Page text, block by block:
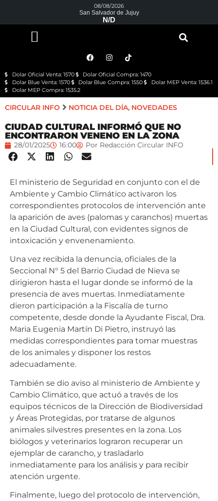
08/08/2026
San Salvador de Jujuy
N/D
Dolar Oficial Venta: 1570
Dolar Oficial Compra: 1470
Dolar Blue Venta: 1570
Dolar Blue Compra: 1550
Dolar MEP Venta: 1536.1
Dolar MEP Compra: 1535.2
CIRCULAR INFO NOTICIA DEL DÍA, NOVEDADES
CIUDAD CULTURAL INFORMÓ QUE NO
ENCONTRARON VENENO EN LA ZONA
28/01/2025 16:00 Por Redacción Circular INFO
El ministerio de Seguridad en conjunto con el de
Ambiente y Cambio Climático activaron los
correspondientes protocolos de intervención ante
la aparición de aves (palomas y caranchos) muertas
en la Ciudad Cultural, con evidentes signos de
intoxicación y envenenamiento.
Una vez recibida la denuncia, oficiales de la
Seccional N° 5 del Barrio Ciudad de Nieva se
dirigieron hasta el lugar donde se informó de la
presencia de aves muertas. Inmediatamente
dieron participación a la Fiscalía de turno
competente, desde donde la Ayudante Fiscal, Dra.
Maria Eugenia Martín Di Pietro, instruyó las
medidas correspondientes para tomar muestras
de los animales y disponer los restos
adecuadamente.
También se dio aviso al ministerio de Ambiente y
Cambio Climático, que actuó a través de los
equipos técnicos de la Dirección de Biodiversidad
y Áreas Protegidas, por tratarse de algunos
animales silvestres presentes en la zona. Los
biólogos y veterinarios lograron recuperar un
ejemplar de carancho, y trasladarlo
inmediatamente para los análisis y para recibir
atención urgente.
Finalmente, luego del protocolo de intervención,